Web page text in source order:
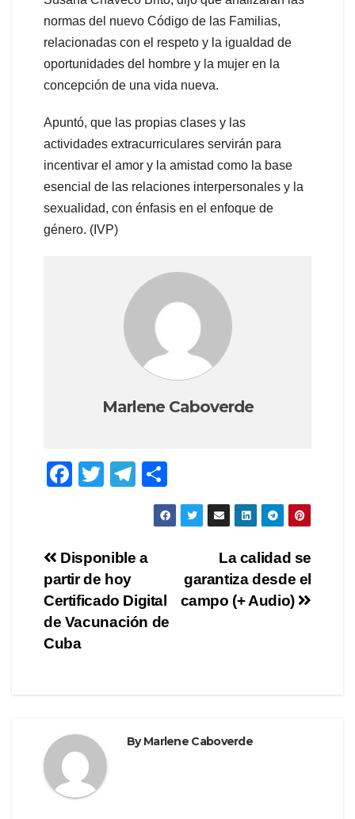
normas del nuevo Código de las Familias,
relacionadas con el respeto y la igualdad de
oportunidades del hombre y la mujer en la
concepción de una vida nueva.
Apuntó, que las propias clases y las
actividades extracurriculares servirán para
incentivar el amor y la amistad como la base
esencial de las relaciones interpersonales y la
sexualidad, con énfasis en el enfoque de
género. (IVP)
Marlene Caboverde
F
e
b
o
o
k
T
er
T
el
gr
m
h
ar
Post
navigation
La calidad se
garantiza desde el
campo (+ Audio)
Disponible a
partir de hoy
Certificado Digital
de Vacunación de
Cuba
ByMarlene Caboverde